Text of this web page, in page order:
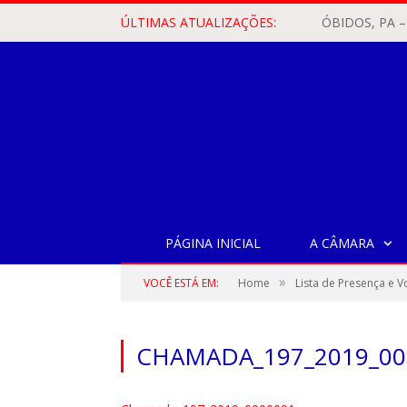
ÚLTIMAS ATUALIZAÇÕES:
PÁGINA INICIAL A CÂMARA
VOCÊ ESTÁ EM: Home » Lista de Presença e